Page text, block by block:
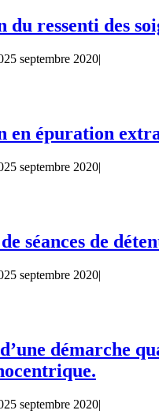
du ressenti des
25 septembre 2020|
en épuration
25 septembre 2020|
séances de
25 septembre 2020|
démarche
25 septembre 2020|